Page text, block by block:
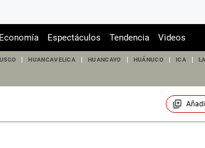
Economía Espectáculos Tendencia Videos
HUANCAVELICA HUANCAYO HUÁNUCO ICA